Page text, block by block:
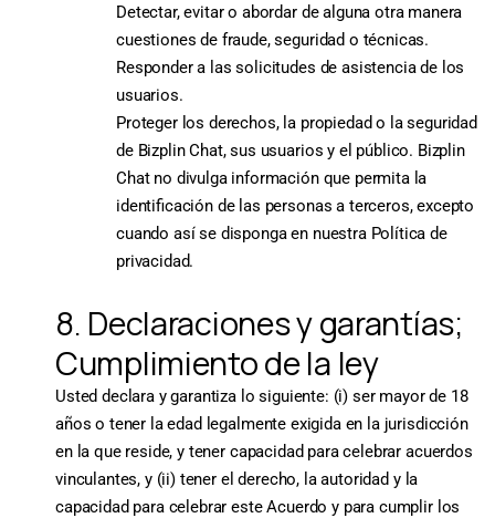
Detectar, evitar o abordar de alguna otra manera
cuestiones de fraude, seguridad o técnicas.
Responder a las solicitudes de asistencia de los
usuarios.
Proteger los derechos, la propiedad o la seguridad
de Bizplin Chat, sus usuarios y el público. Bizplin
Chat no divulga información que permita la
identificación de las personas a terceros, excepto
cuando así se disponga en nuestra Política de
privacidad.
8. Declaraciones y garantías;
Cumplimiento de la ley
Usted declara y garantiza lo siguiente: (i) ser mayor de 18
años o tener la edad legalmente exigida en la jurisdicción
en la que reside, y tener capacidad para celebrar acuerdos
vinculantes, y (ii) tener el derecho, la autoridad y la
capacidad para celebrar este Acuerdo y para cumplir los